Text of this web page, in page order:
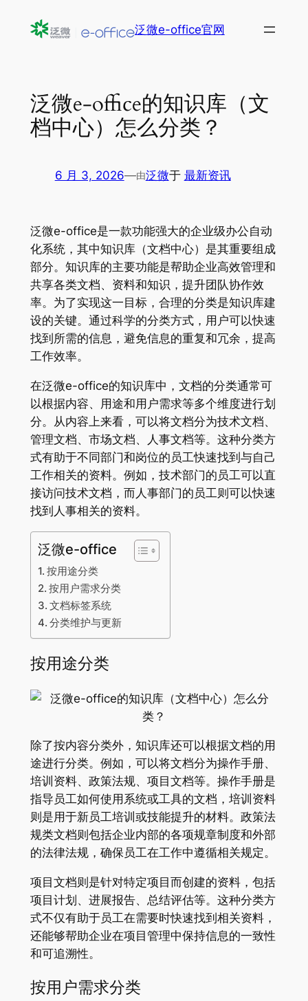
泛微e-office官网
泛微e-office的知识库（文
档中心）怎么分类？
6 月 3, 2026—由泛微于 最新资讯
泛微e-office是一款功能强大的企业级办公自动
化系统，其中知识库（文档中心）是其重要组成
部分。知识库的主要功能是帮助企业高效管理和
共享各类文档、资料和知识，提升团队协作效
率。为了实现这一目标，合理的分类是知识库建
设的关键。通过科学的分类方式，用户可以快速
找到所需的信息，避免信息的重复和冗余，提高
工作效率。
在泛微e-office的知识库中，文档的分类通常可
以根据内容、用途和用户需求等多个维度进行划
分。从内容上来看，可以将文档分为技术文档、
管理文档、市场文档、人事文档等。这种分类方
式有助于不同部门和岗位的员工快速找到与自己
工作相关的资料。例如，技术部门的员工可以直
接访问技术文档，而人事部门的员工则可以快速
找到人事相关的资料。
泛微e-office
按用途分类
按用户需求分类
文档标签系统
分类维护与更新
按用途分类
除了按内容分类外，知识库还可以根据文档的用
途进行分类。例如，可以将文档分为操作手册、
培训资料、政策法规、项目文档等。操作手册是
指导员工如何使用系统或工具的文档，培训资料
则是用于新员工培训或技能提升的材料。政策法
规类文档则包括企业内部的各项规章制度和外部
的法律法规，确保员工在工作中遵循相关规定。
项目文档则是针对特定项目而创建的资料，包括
项目计划、进展报告、总结评估等。这种分类方
式不仅有助于员工在需要时快速找到相关资料，
还能够帮助企业在项目管理中保持信息的一致性
和可追溯性。
按用户需求分类